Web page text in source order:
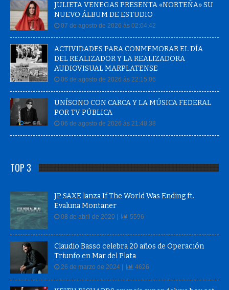
JULIETA VENEGAS PRESENTA «NORTEÑA» SU
NUEVO ÁLBUM DE ESTUDIO
07 de agosto de 2026 às 02:04:42
ACTIVIDADES PARA CONMEMORAR EL DÍA
DEL REALIZADOR Y LA REALIZADORA
AUDIOVISUAL MARPLATENSE
06 de agosto de 2026 às 22:15:06
UNÍSONO CON CARCA Y LA MÚSICA FEDERAL
POR TV PÚBLICA
06 de agosto de 2026 às 21:48:38
TOP 3
JP SAXE lanza If The World Was Ending ft.
Evaluna Montaner
08 de abril de 2020 | 5596
Claudio Basso celebra 20 años de Operación
Triunfo en Mar del Plata
26 de marzo de 2024 | 4626